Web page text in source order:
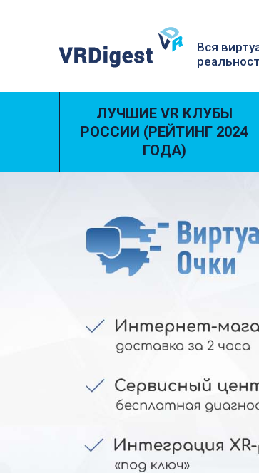
Вся
ЛУЧШИЕ VR КЛУБЫ
РОССИИ (РЕЙТИНГ 2024
ГОДА)